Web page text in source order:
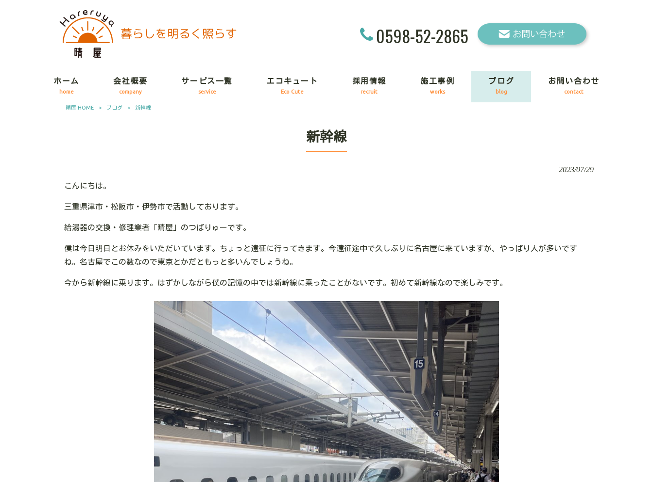
0598-52-2865
ホーム
home
会社概要
company
サービス一覧
service
エコキュート
Eco Cute
採用情報
recruit
施工事例
works
ブログ
blog
お問い合わせ
contact
晴屋 HOME > ブログ > 新幹線
新幹線
2023/07/29
こんにちは。
三重県津市・松阪市・伊勢市で活動しております。
給湯器の交換・修理業者「晴屋」のつばりゅーです。
僕は今日明日とお休みをいただいています。ちょっと遠征に行ってきます。今遠征途中で久しぶりに名古屋に来ていますが、やっぱり人が多いです
ね。名古屋でこの数なので東京とかだともっと多いんでしょうね。
今から新幹線に乗ります。はずかしながら僕の記憶の中では新幹線に乗ったことがないです。初めて新幹線なので楽しみです。